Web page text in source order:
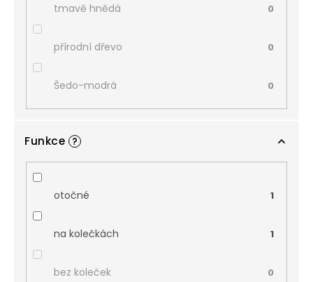
tmavě hnědá 0
přírodní dřevo 0
Šedo-modrá 0
Funkce ?
otočné 1
na kolečkách 1
bez koleček 0